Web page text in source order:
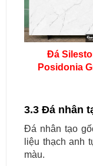
Đá
Posidonia
3.3 Đá nhân
Đá nhân tạo
liệu thạch anh
màu.